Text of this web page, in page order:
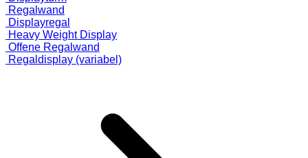
Regalwand
Displayregal
Heavy Weight Display
Offene Regalwand
Regaldisplay (variabel)